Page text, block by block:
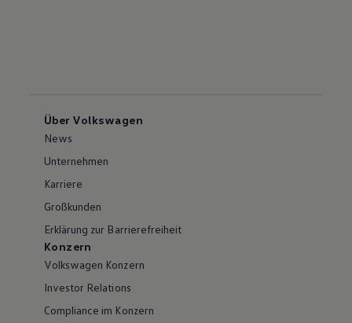
Über Volkswagen
News
Unternehmen
Karriere
Großkunden
Erklärung zur Barrierefreiheit
Konzern
Volkswagen Konzern
Investor Relations
Compliance im Konzern